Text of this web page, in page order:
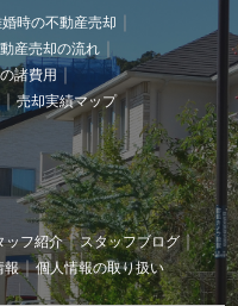
時の不動産売却
産売却の流れ
諸費用
売却実績マップ
ッフ紹介
スタッフブログ
報 個人情報の取り扱い